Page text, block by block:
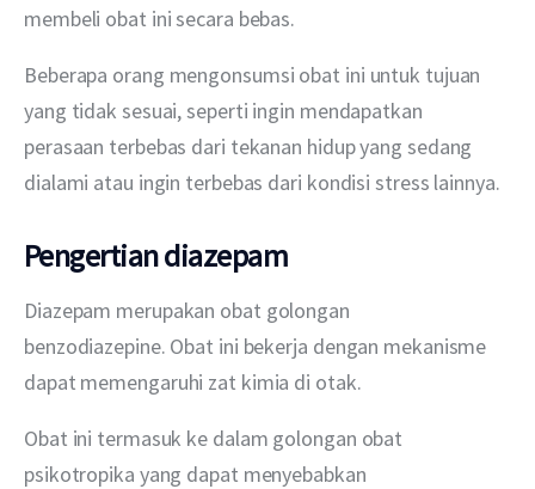
membeli obat ini secara bebas.
Beberapa orang mengonsumsi obat ini untuk tujuan
yang tidak sesuai, seperti ingin mendapatkan
perasaan terbebas dari tekanan hidup yang sedang
dialami atau ingin terbebas dari kondisi stress lainnya.
Pengertian diazepam
Diazepam merupakan obat golongan
benzodiazepine. Obat ini bekerja dengan mekanisme
dapat memengaruhi zat kimia di otak.
Obat ini termasuk ke dalam golongan obat
psikotropika yang dapat menyebabkan